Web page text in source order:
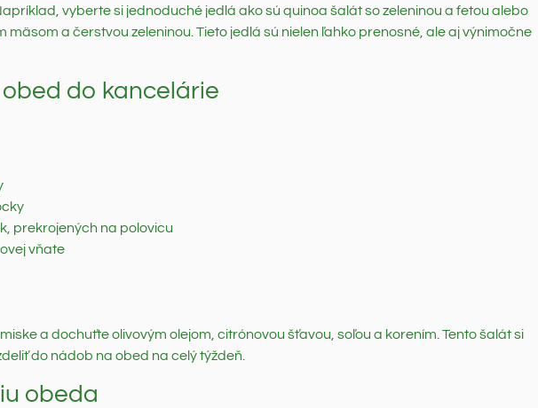
vyberte si jednoduché jedlá ako sú quinoa šalát so zeleninou a fetou alebo
a čerstvou zeleninou. Tieto jedlá sú nielen ľahko prenosné, ale aj výnimočne
do kancelárie
prekrojených na polovicu
vňate
a dochuťte olivovým olejom, citrónovou šťavou, soľou a korením. Tento šalát si
do nádob na obed na celý týždeň.
obeda